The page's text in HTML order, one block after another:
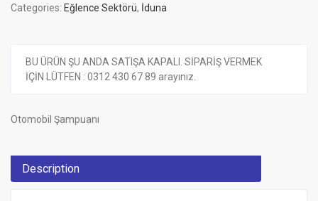
Categories: Eğlence Sektörü, İduna
BU ÜRÜN ŞU ANDA SATIŞA KAPALI. SİPARİŞ VERMEK
İÇİN LÜTFEN : 0312 430 67 89 arayınız.
Otomobil Şampuanı
Description